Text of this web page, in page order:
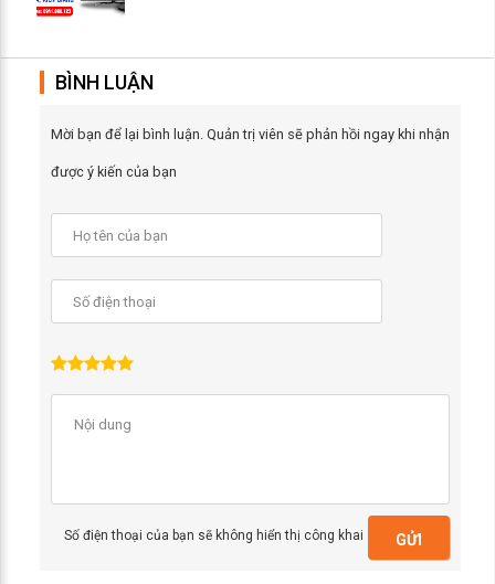
BÌNH LUẬN
Mời bạn để lại bình luận. Quản trị viên sẽ phản hồi ngay khi nhận
được ý kiến của bạn
Số điện thoại của bạn sẽ không hiển thị công khai GỬI